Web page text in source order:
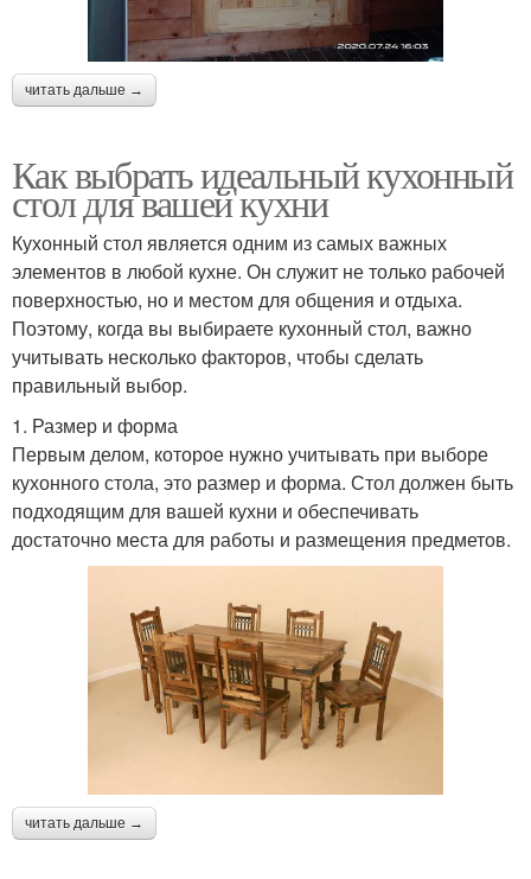
читать дальше →
Как выбрать идеальный кухонный
стол для вашей кухни
Кухонный стол является одним из самых важных
элементов в любой кухне. Он служит не только рабочей
поверхностью, но и местом для общения и отдыха.
Поэтому, когда вы выбираете кухонный стол, важно
учитывать несколько факторов, чтобы сделать
правильный выбор.
1. Размер и форма
Первым делом, которое нужно учитывать при выборе
кухонного стола, это размер и форма. Стол должен быть
подходящим для вашей кухни и обеспечивать
достаточно места для работы и размещения предметов.
читать дальше →